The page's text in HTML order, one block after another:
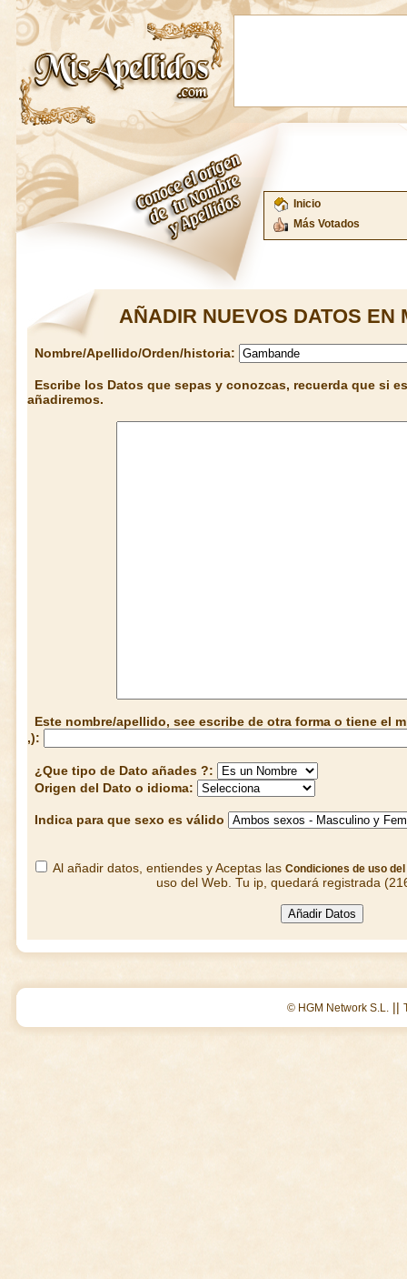
Inicio
Más Votados
AÑADIR NUEVOS DATOS EN
Nombre/Apellido/Orden/historia:
Escribe los Datos que sepas y conozcas, recuerda que si
añadiremos.
Este nombre/apellido, see escribe de otra forma o tiene el
,):
¿Que tipo de Dato añades ?:
Origen del Dato o idioma:
Indica para que sexo es válido
Al añadir datos, entiendes y Aceptas las Condiciones de uso del
uso del Web. Tu ip, quedará registrada
© HGM Network S.L. ||